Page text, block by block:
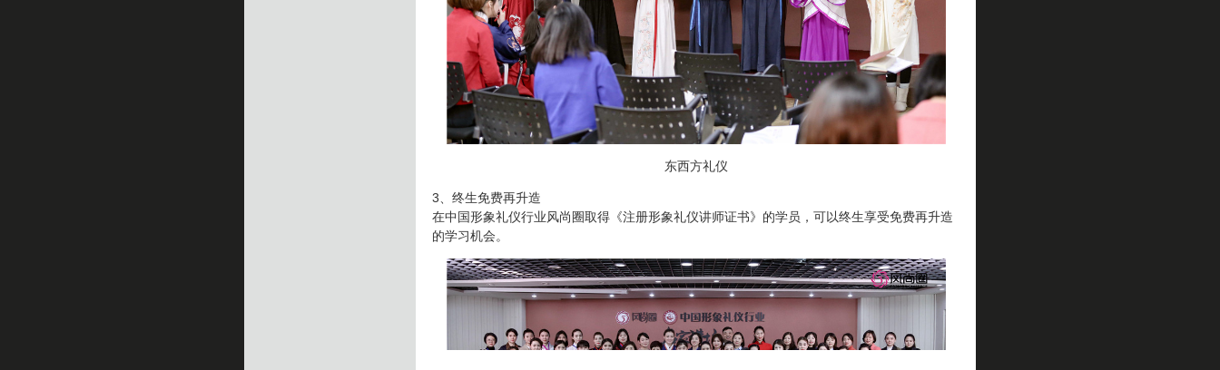
东西方礼仪
3、终生免费再升造
在中国形象礼仪行业风尚圈取得《注册形象礼仪讲师证书》的学员，可以终生享受免费再升造
的学习机会。